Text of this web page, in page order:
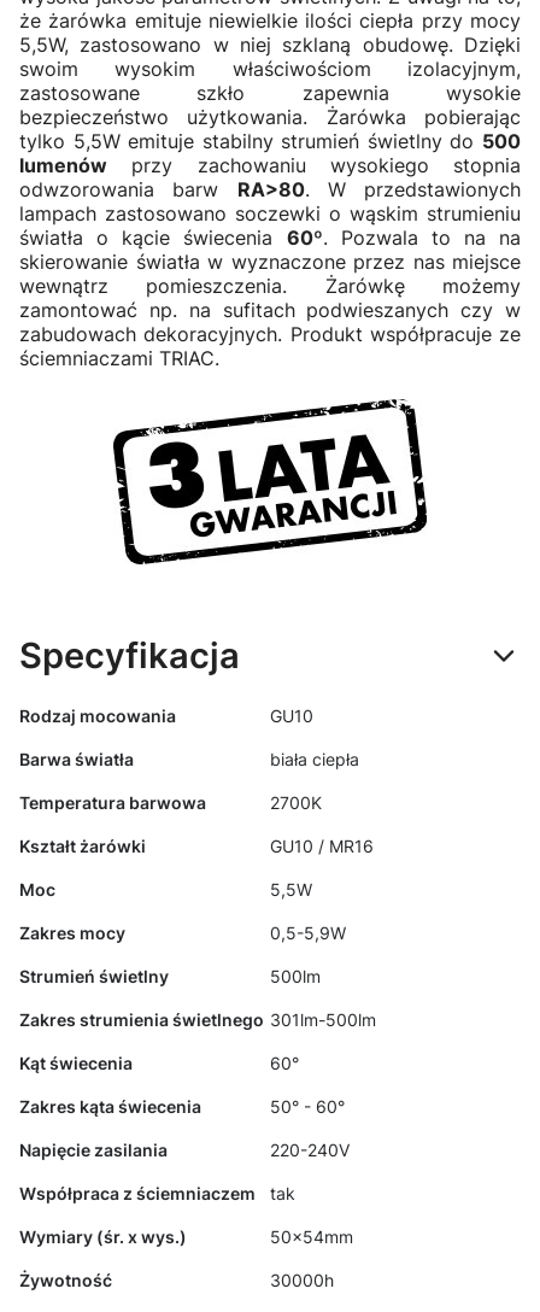
że żarówka emituje niewielkie ilości ciepła przy mocy
5,5W, zastosowano w niej szklaną obudowę. Dzięki
swoim wysokim właściwościom izolacyjnym,
zastosowane szkło zapewnia wysokie
bezpieczeństwo użytkowania. Żarówka pobierając
tylko 5,5W emituje stabilny strumień świetlny do 500
lumenów przy zachowaniu wysokiego stopnia
odwzorowania barw RA>80. W przedstawionych
lampach zastosowano soczewki o wąskim strumieniu
światła o kącie świecenia 60º. Pozwala to na na
skierowanie światła w wyznaczone przez nas miejsce
wewnątrz pomieszczenia. Żarówkę możemy
zamontować np. na sufitach podwieszanych czy w
zabudowach dekoracyjnych. Produkt współpracuje ze
ściemniaczami TRIAC.
Specyfikacja
Rodzaj mocowania GU10
Barwa światła biała ciepła
Temperatura barwowa 2700K
Kształt żarówki GU10 / MR16
Moc 5,5W
Zakres mocy 0,5-5,9W
Strumień świetlny 500lm
Zakres strumienia świetlnego 301lm-500lm
Kąt świecenia 60°
Zakres kąta świecenia 50° - 60°
Napięcie zasilania 220-240V
Współpraca z ściemniaczem tak
Wymiary (śr. x wys.) 50x54mm
Żywotność 30000h